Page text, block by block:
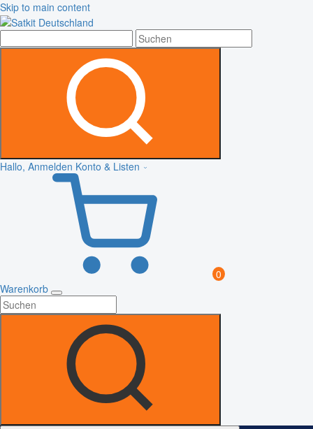
Skip to main content
Hallo, Anmelden Konto & Listen
0
Warenkorb